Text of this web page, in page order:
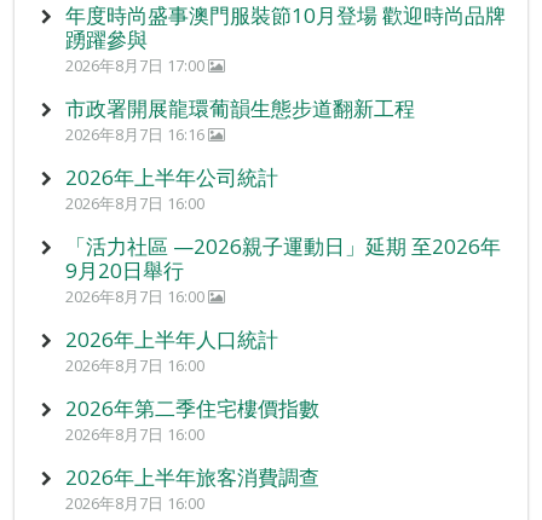
年度時尚盛事澳門服裝節10月登場 歡迎時尚品牌
踴躍參與
2026年8月7日 17:00
市政署開展龍環葡韻生態步道翻新工程
2026年8月7日 16:16
2026年上半年公司統計
2026年8月7日 16:00
「活力社區 —2026親子運動日」延期 至2026年
9月20日舉行
2026年8月7日 16:00
2026年上半年人口統計
2026年8月7日 16:00
2026年第二季住宅樓價指數
2026年8月7日 16:00
2026年上半年旅客消費調查
2026年8月7日 16:00